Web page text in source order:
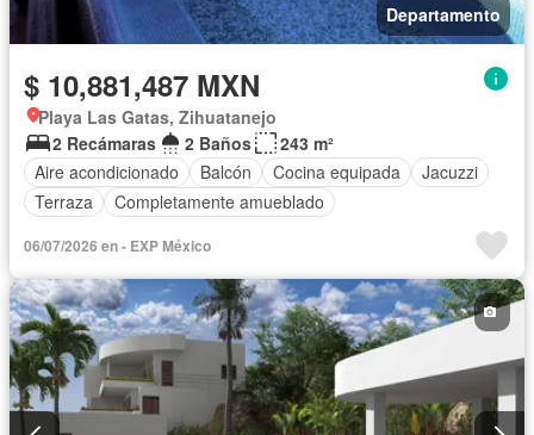
Departamento
$ 10,881,487 MXN
Playa Las Gatas, Zihuatanejo
2 Recámaras
2 Baños
243 m²
Aire acondicionado
Balcón Cocina equipada
Jacuzzi
Terraza
Completamente amueblado
06/07/2026 en - EXP México